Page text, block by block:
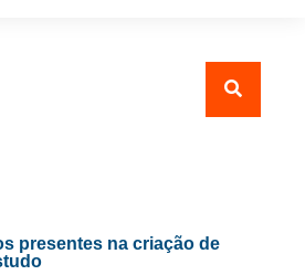
presentes na criação de